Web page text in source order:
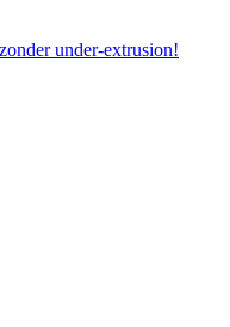
under-extrusion!